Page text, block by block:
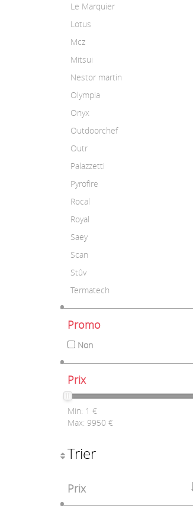
Le Marquier
Lotus
Mcz
Mitsui
Nestor martin
Olympia
Onyx
Outdoorchef
Outr
Palazzetti
Pyrofire
Rocal
Royal
Saey
Scan
Stûv
Termatech
Promo
Non
Prix
Min: 1 €
Max: 9950 €
Trier
Prix